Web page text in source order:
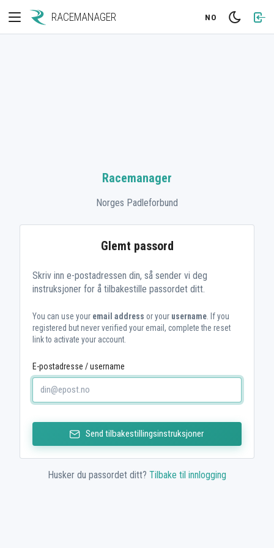
RACEMANAGER NO
Racemanager
Norges Padleforbund
Glemt passord
Skriv inn e-postadressen din, så sender vi deg
instruksjoner for å tilbakestille passordet ditt.
You can use your email address or your username . If you
registered but never verified your email, complete the reset
link to activate your account.
E-postadresse / username
Send tilbakestillingsinstruksjoner
Husker du passordet ditt? Tilbake til innlogging